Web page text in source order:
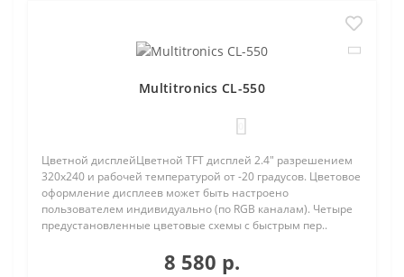
Multitronics CL-550
Цветной дисплейЦветной TFT дисплей 2.4" разрешением
320х240 и рабочей температурой от -20 градусов. Цветовое
оформление дисплеев может быть настроено
пользователем индивидуально (по RGB каналам). Четыре
предустановленные цветовые схемы с быстрым пер..
8 580 р.